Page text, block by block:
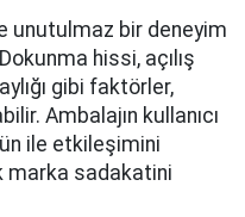
unutulmaz bir deneyim
hissi, açılış
gibi faktörler,
Ambalajın kullanıcı
ile etkileşimini
marka sadakatini